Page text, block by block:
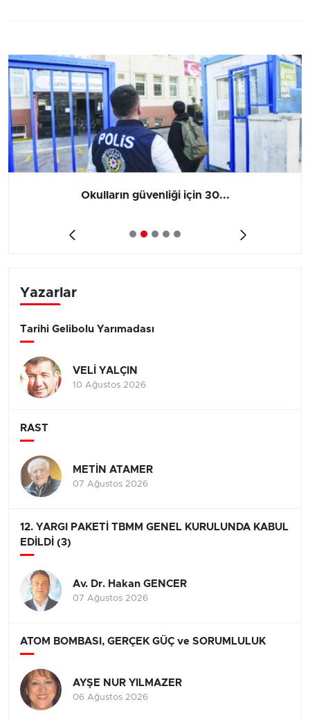
Okulların güvenliği için 30...
Yazarlar
Tarihi Gelibolu Yarımadası
VELİ YALÇIN
10 Ağustos 2026
RAST
METİN ATAMER
07 Ağustos 2026
12. YARGI PAKETİ TBMM GENEL KURULUNDA KABUL
EDİLDİ (3)
Av. Dr. Hakan GENCER
07 Ağustos 2026
ATOM BOMBASI, GERÇEK GÜÇ ve SORUMLULUK
AYŞE NUR YILMAZER
06 Ağustos 2026